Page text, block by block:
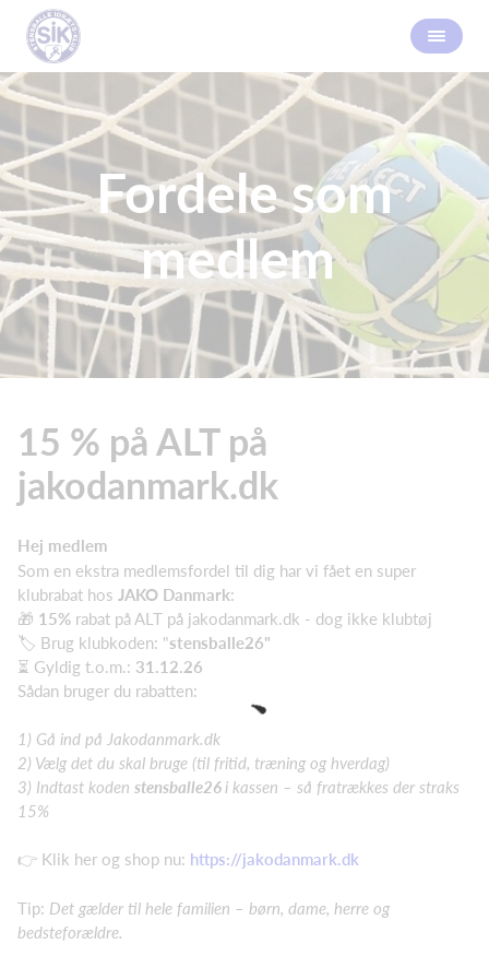
Fordele som
medlem
15 % på ALT på
jakodanmark.dk
Hej medlem
Som en ekstra medlemsfordel til dig har vi fået en super
klubrabat hos JAKO Danmark:
🎁 15% rabat på ALT på jakodanmark.dk - dog ikke klubtøj
🏷️ Brug klubkoden: "stensballe26"
⏳ Gyldig t.o.m.: 31.12.26
Sådan bruger du rabatten:
1) Gå ind på Jakodanmark.dk
2) Vælg det du skal bruge (til fritid, træning og hverdag)
3) Indtast koden stensballe26 i kassen – så fratrækkes der straks
15%
👉 Klik her og shop nu: https://jakodanmark.dk
Tip: Det gælder til hele familien – børn, dame, herre og
bedsteforældre.